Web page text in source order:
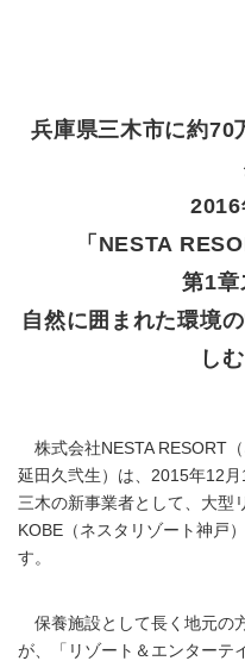
兵庫県三木市に約70
2016
「NESTA
第1章
自然に囲まれた環境
し
株式会社NESTA RESORT
延田久弐生）は、2015年12
三木の新事業者として、大型
KOBE（ネスタリゾート神戸
す。
保養施設として長く地元の
が、「リゾート＆エンターテ